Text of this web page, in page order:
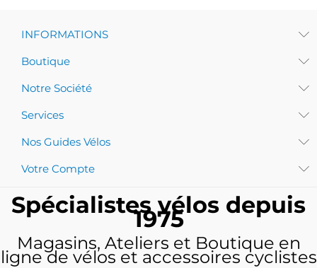
INFORMATIONS
Boutique
Notre Société
Services
Nos Guides Vélos
Votre Compte
Spécialistes vélos depuis
1975
Magasins, Ateliers et Boutique en
ligne de vélos et accessoires cyclistes